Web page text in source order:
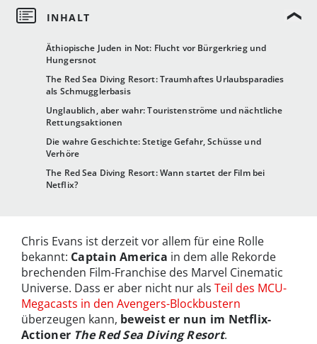
Äthiopische Juden in Not: Flucht vor Bürgerkrieg und
Hungersnot
The Red Sea Diving Resort: Traumhaftes Urlaubsparadies
als Schmugglerbasis
Unglaublich, aber wahr: Touristenströme und nächtliche
Rettungsaktionen
Die wahre Geschichte: Stetige Gefahr, Schüsse und
Verhöre
The Red Sea Diving Resort: Wann startet der Film bei
Netflix?
Chris Evans ist derzeit vor allem für eine Rolle
bekannt: Captain America in dem alle Rekorde
brechenden Film-Franchise des Marvel Cinematic
Universe. Dass er aber nicht nur als Teil des MCU-
Megacasts in den Avengers-Blockbustern
überzeugen kann, beweist er nun im Netflix-
Actioner The Red Sea Diving Resort.